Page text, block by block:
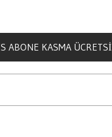
ABONE KASMA